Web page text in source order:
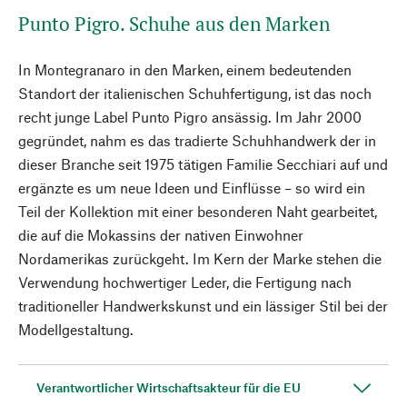
Punto Pigro. Schuhe aus den Marken
In Montegranaro in den Marken, einem bedeutenden
Standort der italienischen Schuhfertigung, ist das noch
recht junge Label Punto Pigro ansässig. Im Jahr 2000
gegründet, nahm es das tradierte Schuhhandwerk der in
dieser Branche seit 1975 tätigen Familie Secchiari auf und
ergänzte es um neue Ideen und Einflüsse – so wird ein
Teil der Kollektion mit einer besonderen Naht gearbeitet,
die auf die Mokassins der nativen Einwohner
Nordamerikas zurückgeht. Im Kern der Marke stehen die
Verwendung hochwertiger Leder, die Fertigung nach
traditioneller Handwerkskunst und ein lässiger Stil bei der
Modellgestaltung.
Verantwortlicher Wirtschaftsakteur für die EU